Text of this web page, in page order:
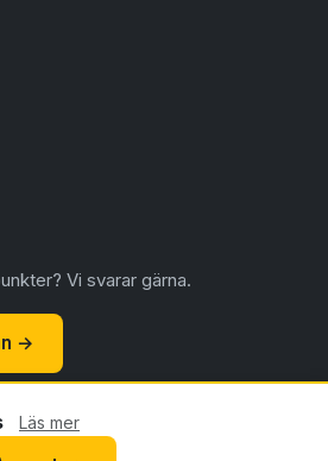
Vi svarar gärna.
→
Läs mer